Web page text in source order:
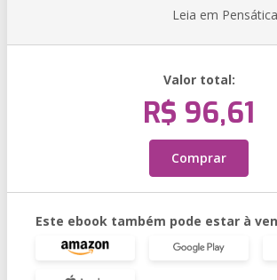
Leia em Pensática
Valor total:
R$ 96,61
Comprar
Este ebook também pode estar à